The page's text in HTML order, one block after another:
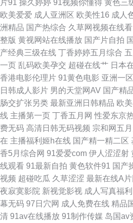
免费观看完整版 91精品欧 久久精品一区 亚
月天 91精品在线观看网站 狼友综合网 亚洲
二区 色五月天网站 www婷婷com 欧美不卡
青草 中文字幕97国产 亚洲小说区 欧美国产
激情诱惑网站 午夜九二福利 豆花在线免费
频一区二区三区 野花社区不卡一卡二 国产亚
AV在线 飘花电影在线观看网 69成人在线
国产日韩一 少女的视频完整 成全电影大全
日国产 黑丝巨乳后入 香蒸焦蕉伊在线 国产
片91 操久婷婷 91视频你懂得 黄色三
欧美爱爱 成人亚洲区 欧美性16 成人
洲精品 国产热综合 久草网视频在线看
整版 黄视网站在线播放 国产片自拍
产经典三级在线 丁香婷婷五月综合
一页 乱码欧美孕交 超碰在线艹 日本
香港电影伦理片 91黄色电影 亚洲一
日韩成人影片 男的天堂网AV 国产精
肠交扩张另类 最新亚洲日韩精品 欧
线 主播第一页 丁香五月网 性爱东京
费无码 高清日韩无码视频 宗和网五
在 主播福利姬h在线 国产精一精二区
香5月综合网 91爱爱com 伊人涩涩射
线观看 91最新自拍 黄色软件91 国产
视频 超碰吃瓜 久草涩涩 最新在线A
夜寂寞影院 新视觉影视 成人写真福利
幕无码 97日穴网 成人免费在线 精品
清 91av在线播放 91制作传媒 岛国av